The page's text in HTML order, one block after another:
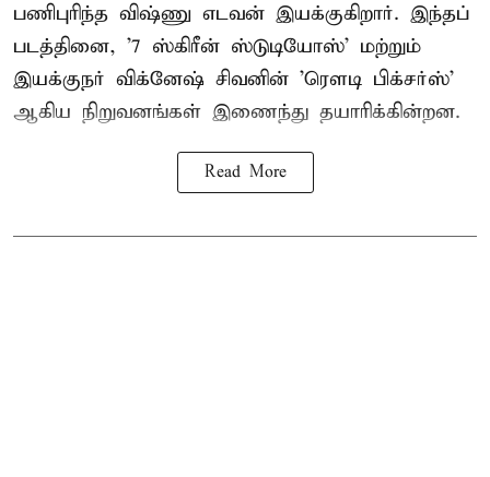
பணிபுரிந்த விஷ்ணு எடவன் இயக்குகிறார். இந்தப்
படத்தினை, '7 ஸ்கிரீன் ஸ்டுடியோஸ்' மற்றும்
இயக்குநர் விக்னேஷ் சிவனின் 'ரௌடி பிக்சர்ஸ்'
ஆகிய நிறுவனங்கள் இணைந்து தயாரிக்கின்றன.
Read More